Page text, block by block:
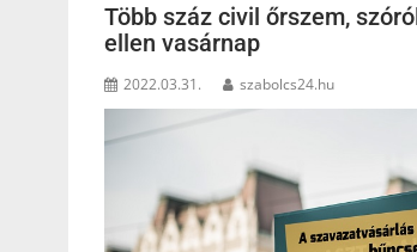
Több száz civil őrszem,
ellen vasárnap
2022.03.31. szabolcs24.hu